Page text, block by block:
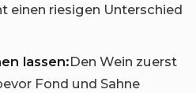
einen riesigen Unterschied
lassen:Den Wein zuerst
Fond und Sahne